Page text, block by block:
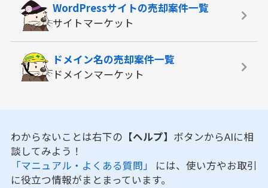
WordPressサイトの売却案件一覧
サイトマーケット
ドメイン名の売却案件一覧
ドメインマーケット
わからないことは右下の 【ヘルプ】 ボタンからAIに相
談してみよう！
「マニュアル・よくある質問」 には、使い方やお取引
に役立つ情報がまとまっています。